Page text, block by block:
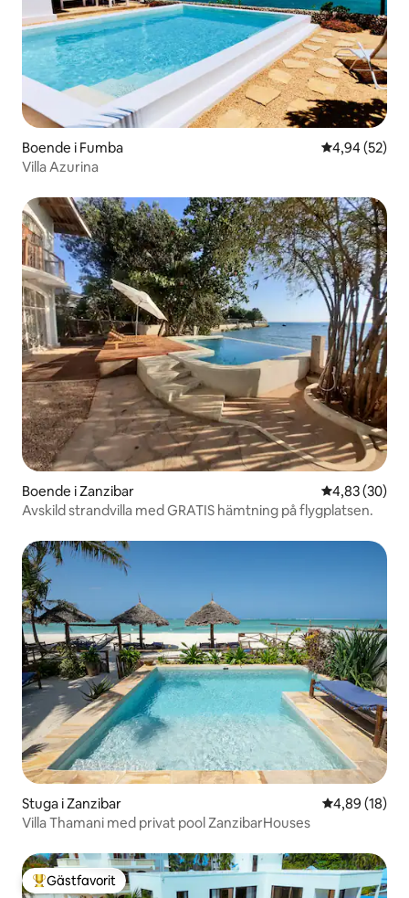
Boende i Fumba 4,94 av 5 i
4,94 (52)
Villa Azurina
Boende i Zanzibar 4,83 av 5 i
4,83 (30)
Avskild strandvilla med GRATIS hämtning på flygplatsen.
Stuga i Zanzibar 4,89 av 5 i
4,89 (18)
Villa Thamani med privat pool ZanzibarHouses
Populär gästfavorit
Gästfavorit